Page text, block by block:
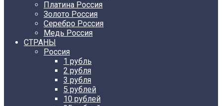
Платина Россия
Золото Россия
Серебро Россия
Медь Россия
СТРАНЫ
Россия
1 рубль
2 рубля
3 рубля
5 рублей
10 рублей